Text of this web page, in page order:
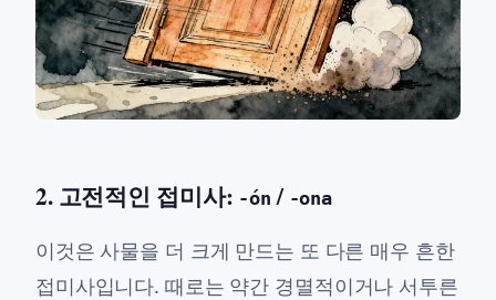
2. 고전적인 접미사: -ón / -ona
이것은 사물을 더 크게 만드는 또 다른 매우 흔한
접미사입니다. 때로는 약간 경멸적이거나 서투른